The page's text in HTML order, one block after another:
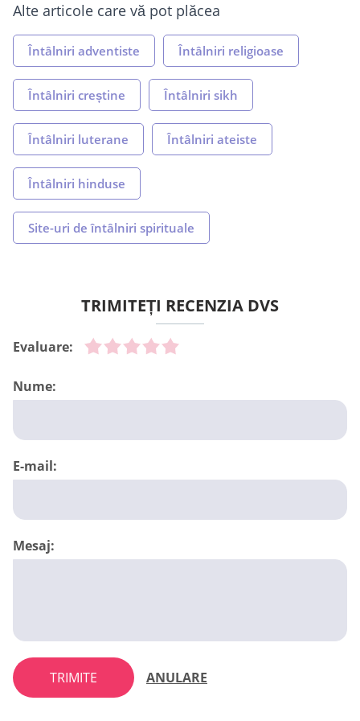
Alte articole care vă pot plăcea
Întâlniri adventiste Întâlniri religioase
Întâlniri creștine Întâlniri sikh
Întâlniri luterane Întâlniri ateiste
Întâlniri hinduse
Site-uri de întâlniri spirituale
TRIMITEȚI RECENZIA DVS
Evaluare:
Nume:
E-mail:
Mesaj:
TRIMITE ANULARE